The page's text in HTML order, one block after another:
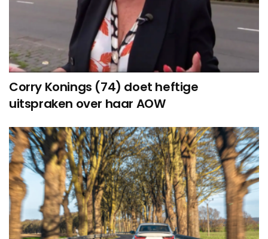
Corry Konings (74) doet heftige
uitspraken over haar AOW